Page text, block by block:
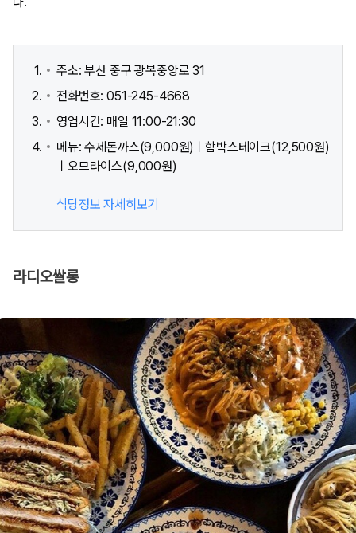
주소: 부산 중구 광복중앙로 31
전화번호: 051-245-4668
영업시간: 매일 11:00-21:30
메뉴: 수제돈까스(9,000원)ㅣ함박스테이크(12,500원)
ㅣ오므라이스(9,000원)
식당정보 자세히보기
라디오쌀롱